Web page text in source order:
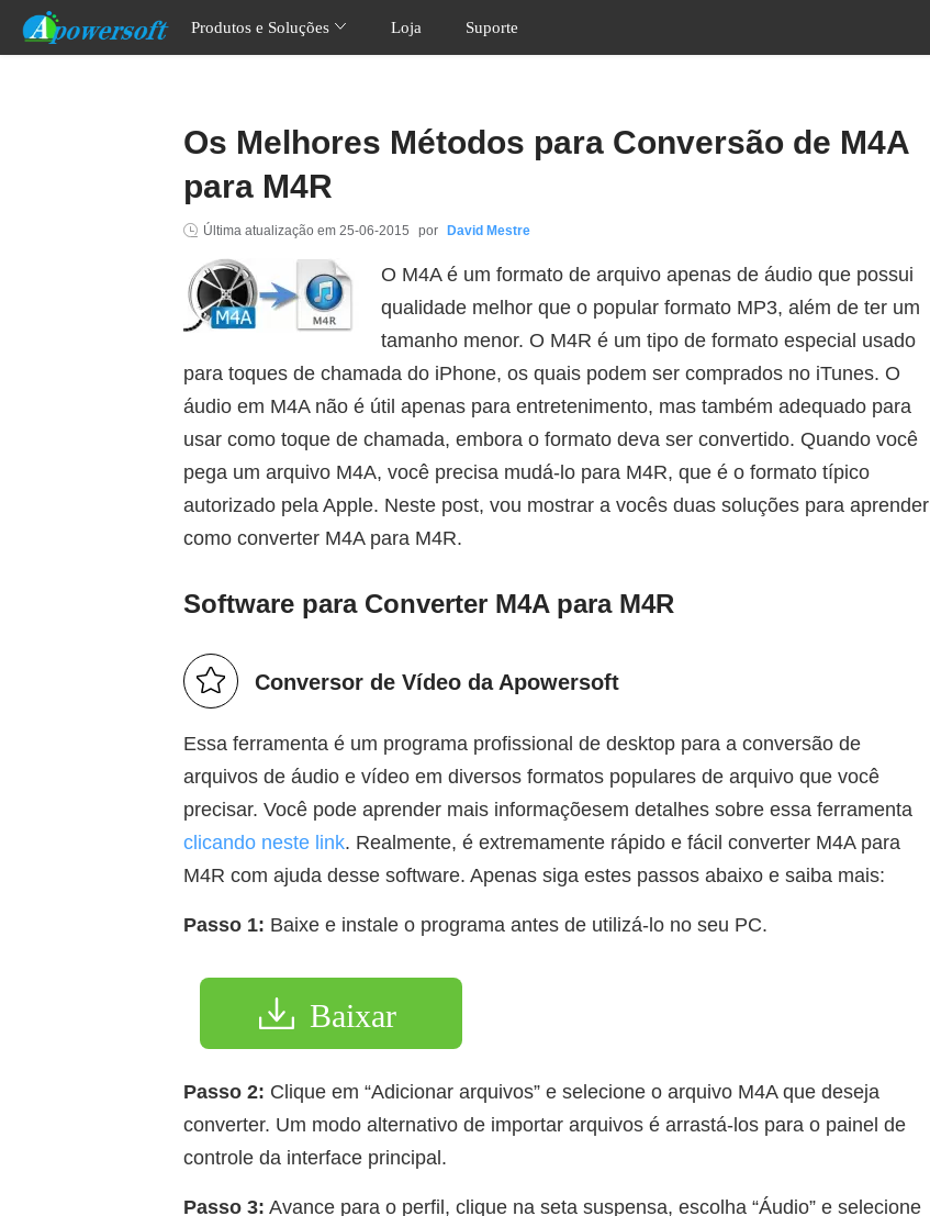
Produtos e Soluções Loja Suporte
Os Melhores Métodos para Conversão de M4A
para M4R
Última atualização em 25-06-2015 por David Mestre
O M4A é um formato de arquivo apenas de áudio que possui
qualidade melhor que o popular formato MP3, além de ter um
tamanho menor. O M4R é um tipo de formato especial usado
para toques de chamada do iPhone, os quais podem ser comprados no iTunes. O
áudio em M4A não é útil apenas para entretenimento, mas também adequado para
usar como toque de chamada, embora o formato deva ser convertido. Quando você
pega um arquivo M4A, você precisa mudá-lo para M4R, que é o formato típico
autorizado pela Apple. Neste post, vou mostrar a vocês duas soluções para aprender
como converter M4A para M4R.
Software para Converter M4A para M4R
Conversor de Vídeo da Apowersoft
Essa ferramenta é um programa profissional de desktop para a conversão de
arquivos de áudio e vídeo em diversos formatos populares de arquivo que você
precisar. Você pode aprender mais informaçõesem detalhes sobre essa ferramenta
clicando neste link. Realmente, é extremamente rápido e fácil converter M4A para
M4R com ajuda desse software. Apenas siga estes passos abaixo e saiba mais:
Passo 1: Baixe e instale o programa antes de utilizá-lo no seu PC.
Baixar
Passo 2: Clique em “Adicionar arquivos” e selecione o arquivo M4A que deseja
converter. Um modo alternativo de importar arquivos é arrastá-los para o painel de
controle da interface principal.
Passo 3: Avance para o perfil, clique na seta suspensa, escolha “Áudio” e selecione